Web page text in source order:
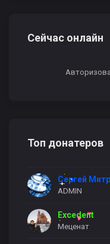
Сейчас онлайн
Топ донатеров
Сергей
ADMIN
Excedent
Меценат